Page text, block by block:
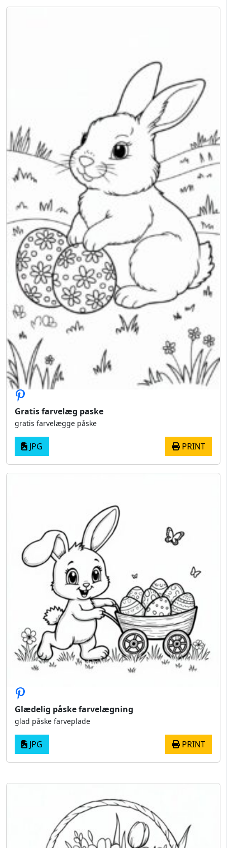
Gratis farvelæg paske
gratis farvelægge påske
JPG PRINT
Glædelig påske farvelægning
glad påske farveplade
JPG PRINT